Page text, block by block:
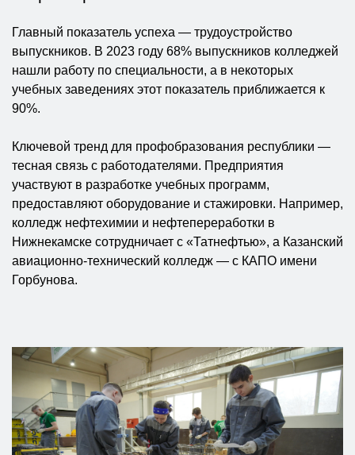
Главный показатель успеха — трудоустройство
выпускников. В 2023 году 68% выпускников колледжей
нашли работу по специальности, а в некоторых
учебных заведениях этот показатель приближается к
90%.
Ключевой тренд для профобразования республики —
тесная связь с работодателями. Предприятия
участвуют в разработке учебных программ,
предоставляют оборудование и стажировки. Например,
колледж нефтехимии и нефтепереработки в
Нижнекамске сотрудничает с «Татнефтью», а Казанский
авиационно-технический колледж — с КАПО имени
Горбунова.